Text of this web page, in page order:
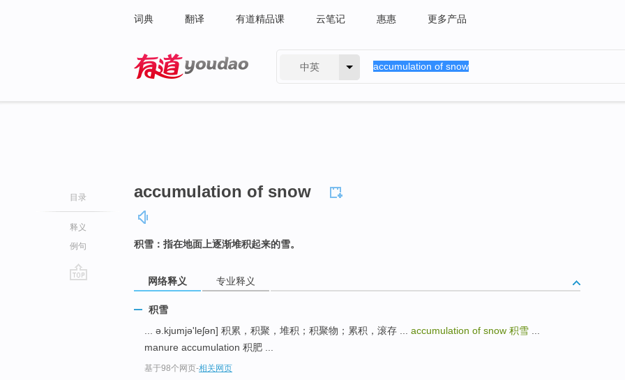
词典 翻译 有道精品课 云笔记 惠惠 更多产品
中英
目录
释义
例句
accumulation of snow
积雪：指在地面上逐渐堆积起来的雪。
网络释义 专业释义
积雪
... ə.kjumjə'leʃən] 积累，积聚，堆积；积聚物；累积，滚存 ... accumulation of snow 积雪
manure accumulation 积肥 ...
基于98个网页-相关网页